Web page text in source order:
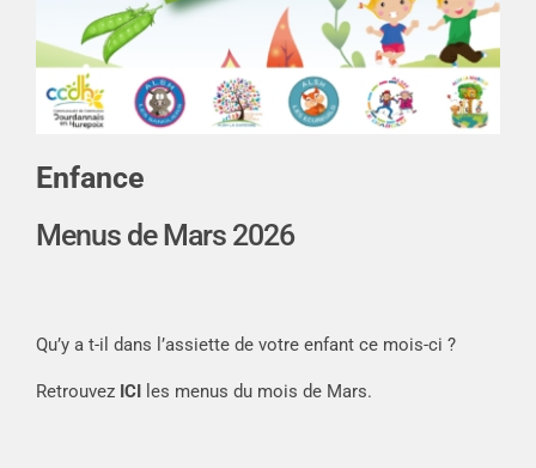
Enfance
Menus de Mars 2026
Qu’y a t-il dans l’assiette de votre enfant ce mois-ci ?
Retrouvez ICIles menus du mois de Mars.